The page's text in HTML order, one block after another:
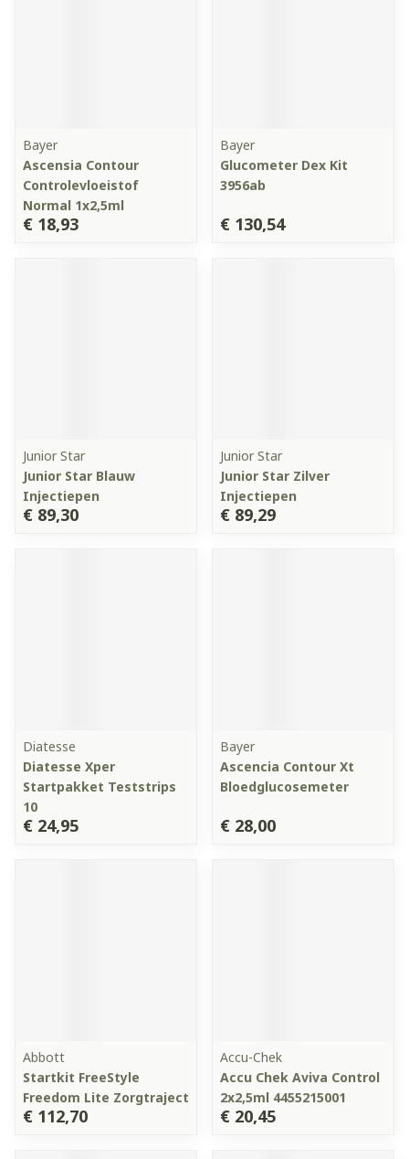
Bayer
Ascensia Contour
Controlevloeistof
Normal 1x2,5ml
€ 18,93
Bayer
Glucometer Dex Kit
3956ab
€ 130,54
Junior Star
Junior Star Blauw
Injectiepen
€ 89,30
Junior Star
Junior Star Zilver
Injectiepen
€ 89,29
Diatesse
Diatesse Xper
Startpakket Teststrips
10
€ 24,95
Bayer
Ascencia Contour Xt
Bloedglucosemeter
€ 28,00
Abbott
Startkit FreeStyle
Freedom Lite Zorgtraject
€ 112,70
Accu-Chek
Accu Chek Aviva Control
2x2,5ml 4455215001
€ 20,45